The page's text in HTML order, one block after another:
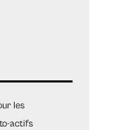
les
actifs